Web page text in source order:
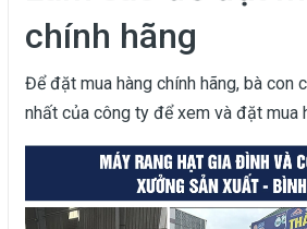
chính hãng
Để đặt mua hàng chính hãng, bà con
nhất của công ty để xem và đặt mua